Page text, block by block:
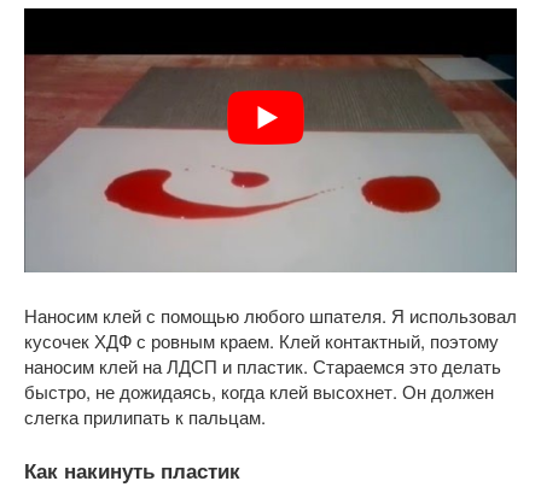
Наносим клей с помощью любого шпателя. Я использовал
кусочек ХДФ с ровным краем. Клей контактный, поэтому
наносим клей на ЛДСП и пластик. Стараемся это делать
быстро, не дожидаясь, когда клей высохнет. Он должен
слегка прилипать к пальцам.
Как накинуть пластик